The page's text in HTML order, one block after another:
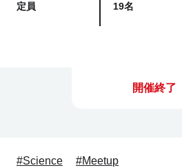
定員 19名
開催終了
#Science #Meetup